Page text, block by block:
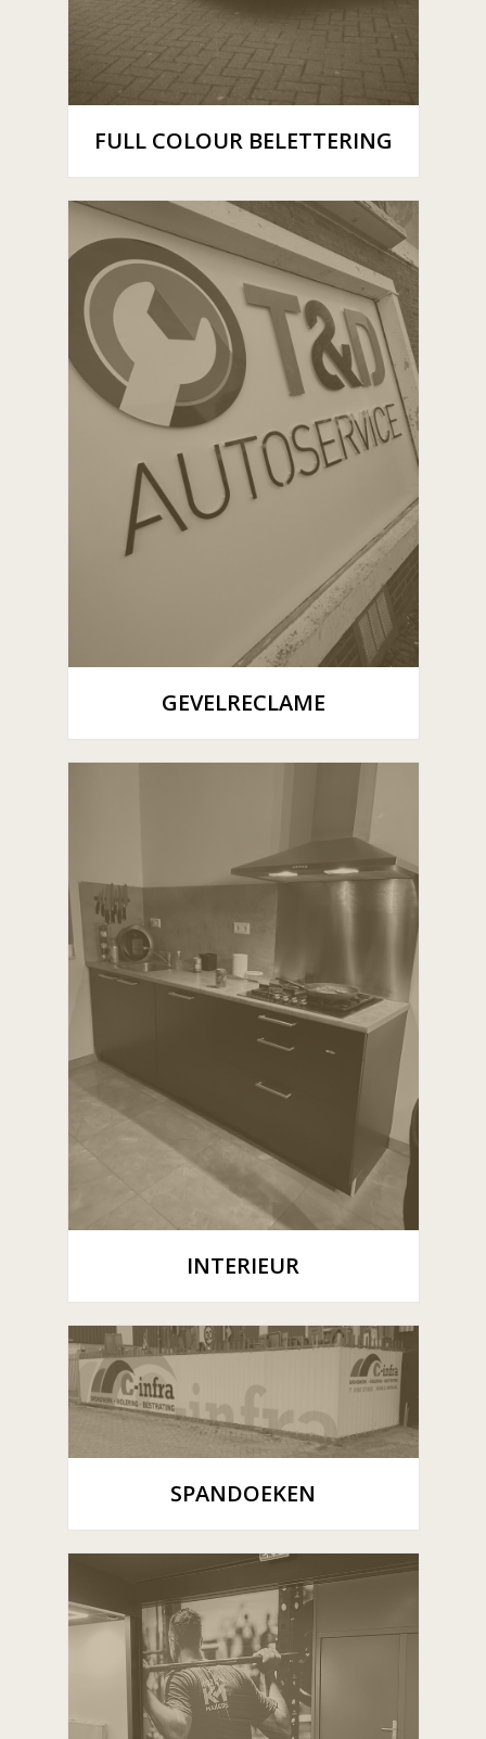
FULL COLOUR BELETTERING
GEVELRECLAME
INTERIEUR
SPANDOEKEN